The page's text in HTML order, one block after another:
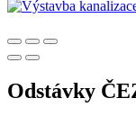
Odstávky